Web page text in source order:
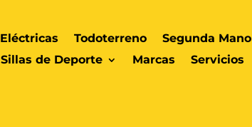
Eléctricas Todoterreno Segunda Mano
Sillas de Deporte Marcas Servicios